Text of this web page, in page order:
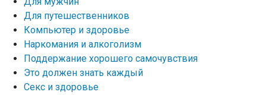
Для путешественников
Компьютер и здоровье
Наркомания и алкоголизм
Поддержание хорошего самочувствия
Это должен знать каждый
Секс и здоровье